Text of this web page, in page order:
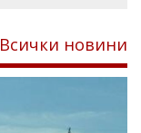
Всички новини